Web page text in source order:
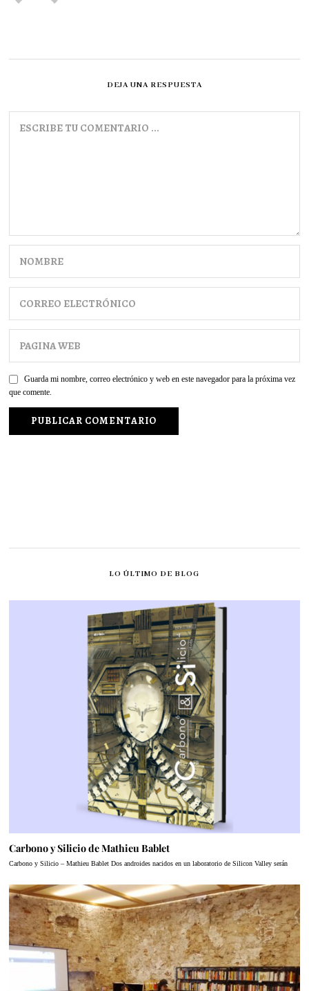
DEJA UNA RESPUESTA
Guarda mi nombre, correo electrónico y web en este navegador para la próxima vez
que comente.
LO ÚLTIMO DE BLOG
Carbono y Silicio de Mathieu Bablet
Carbono y Silicio – Mathieu Bablet Dos androides nacidos en un laboratorio de Silicon Valley serán